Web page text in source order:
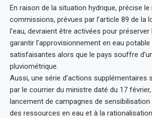
En raison de la situation hydrique, précise
commissions, prévues par l’article 89 de la
l’eau, devraient être activées pour
garantir l’approvisionnement en eau
satisfaisantes alors que le pays souffre
pluviométrique.
Aussi, une série d’actions supplémentaires
par le courrier du ministre daté du 17
lancement de campagnes de
des ressources en eau et à la